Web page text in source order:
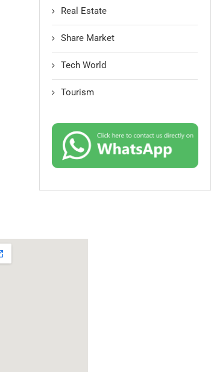
Real Estate
Share Market
Tech World
Tourism